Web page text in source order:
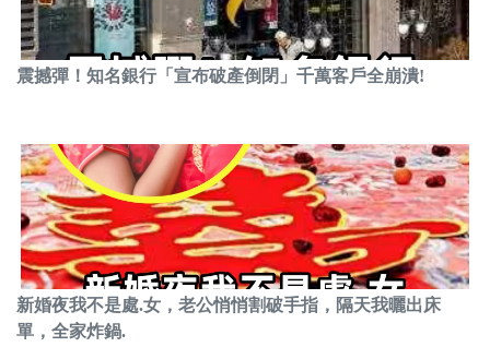
震撼彈！知名銀行「宣布破產倒閉」千萬客戶全崩潰!
新婚夜我不是處.女，老公悄悄割破手指，隔天我曬出床
單，全家炸鍋.